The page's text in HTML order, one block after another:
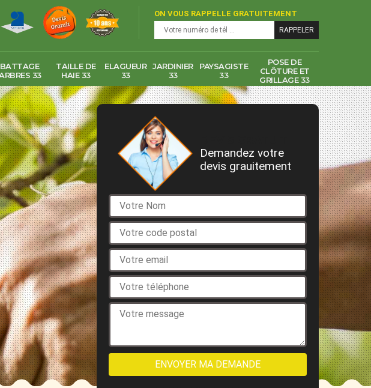
ON VOUS RAPPELLE GRATUITEMENT
33
TAILLE DE
HAIE 33
ELAGUEUR
33
JARDINIER
33
PAYSAGISTE
33
POSE DE
CLÔTURE ET
GRILLAGE 33
Demandez votre
devis grauitement